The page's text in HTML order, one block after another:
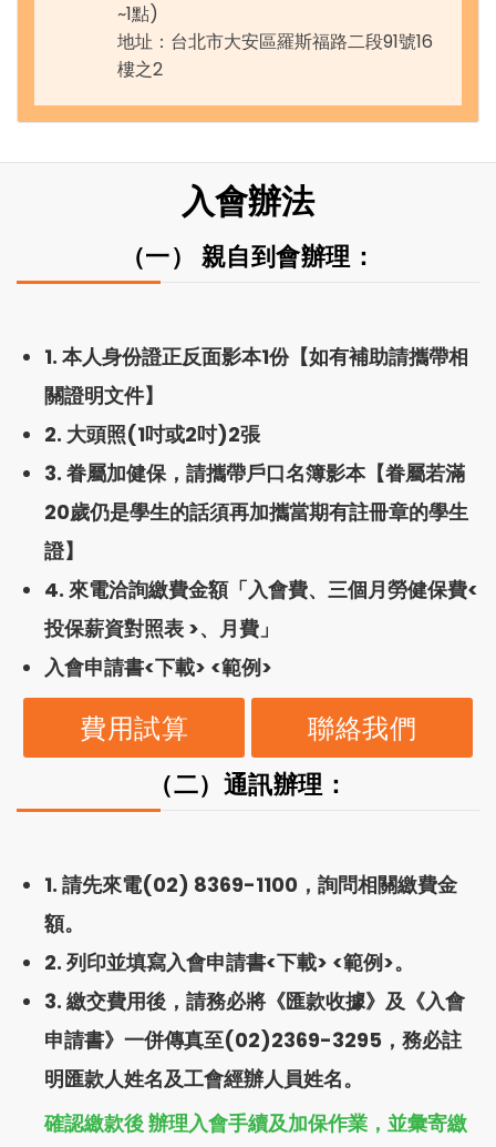
~1點)
地址：台北市大安區羅斯福路二段91號16
樓之2
入會辦法
（一） 親自到會辦理：
1. 本人身份證正反面影本1份【如有補助請攜帶相
關證明文件】
2. 大頭照(1吋或2吋)2張
3. 眷屬加健保，請攜帶戶口名簿影本【眷屬若滿
20歲仍是學生的話須再加攜當期有註冊章的學生
證】
4. 來電洽詢繳費金額「入會費、三個月勞健保費<
投保薪資對照表>、月費」
入會申請書<下載> <範例>
費用試算 聯絡我們
（二）通訊辦理：
1. 請先來電(02) 8369-1100 ，詢問相關繳費金
額。
2. 列印並填寫入會申請書<下載> <範例>。
3. 繳交費用後，請務必將《匯款收據》及《入會
申請書》一併傳真至(02)2369-3295，務必註
明匯款人姓名及工會經辦人員姓名。
確認繳款後 辦理入會手續及加保作業，並彙寄繳